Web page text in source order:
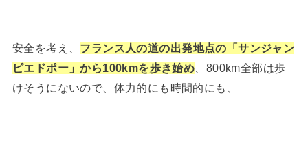
安全を考え、 フランス人の道の出発地点の「サンジャン
ピエドポー」から100kmを歩き始め 、800km全部は歩
けそうにないので、体力的にも時間的にも、